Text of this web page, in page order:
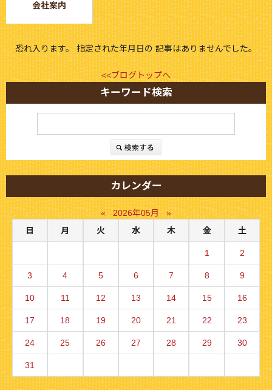
会社案内
恐れ入ります。 指定された年月日の 記事はありませんでした。
<<ブログトップへ
キーワード検索
カレンダー
« 2026年05月
»
日
月 火 水 木 金 土
1 2
3 4 5 6 7 8 9
10 11 12 13 14 15 16
17 18 19 20 21 22 23
24 25 26 27 28 29 30
31